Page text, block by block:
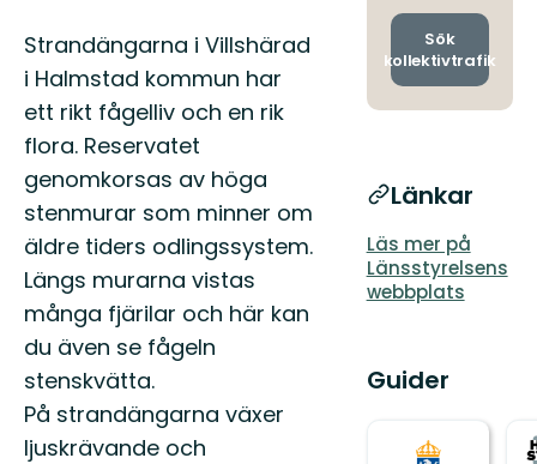
Beskrivning
Strandängarna i Villshärad
i Halmstad kommun har
ett rikt fågelliv och en rik
flora. Reservatet
genomkorsas av höga
stenmurar som minner om
äldre tiders odlingssystem.
Längs murarna vistas
många fjärilar och här kan
du även se fågeln
stenskvätta.
På strandängarna växer
ljuskrävande och
och
Sök
kollektivtrafik
Länkar
Läs mer på
Länsstyrelsens
webbplats
Guider